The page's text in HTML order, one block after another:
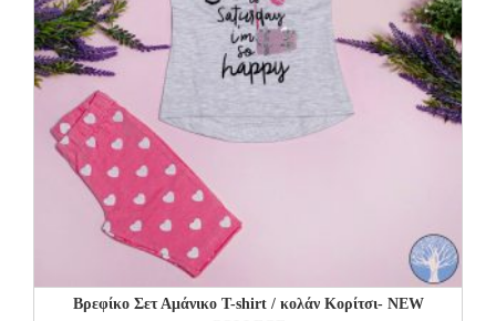
Βρεφίκο Σετ Αμάνικο T-shirt / κολάν Κορίτσι- NEW